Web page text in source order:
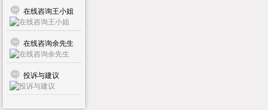
在线咨询王小姐
在线咨询余先生
投诉与建议